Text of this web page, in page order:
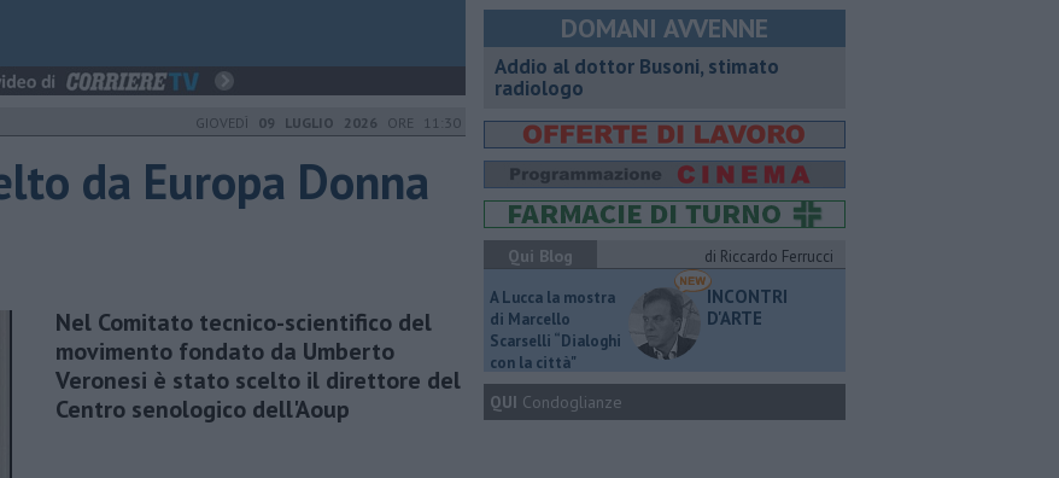
GIOVEDÌ 09 LUGLIO 2026 ORE 11:30
da Europa Donna
Nel Comitato tecnico-scientifico del
movimento fondato da Umberto
Veronesi è stato scelto il direttore del
Centro senologico dell'Aoup
DOMANI AVVENNE
Addio al dottor Busoni, stimato
radiologo
Qui Blog
di Riccardo Ferrucci
A Lucca la mostra
di Marcello
Scarselli “Dialoghi
con la città"
INCONTRI
D'ARTE
QUI Condoglianze